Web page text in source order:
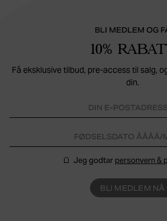
BLI MEDLEM OG
10%
Få eksklusive tilbud, pre-access til salg,
din.
Jeg godtar personvern &
BLI MEDLEM NÅ